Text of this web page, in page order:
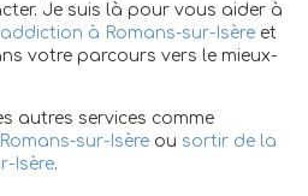
Je suis là pour vous aider à
à Romans-sur-Isère et
votre parcours vers le mieux-
autres services comme
sur-Isère ou sortir de la
Isère.